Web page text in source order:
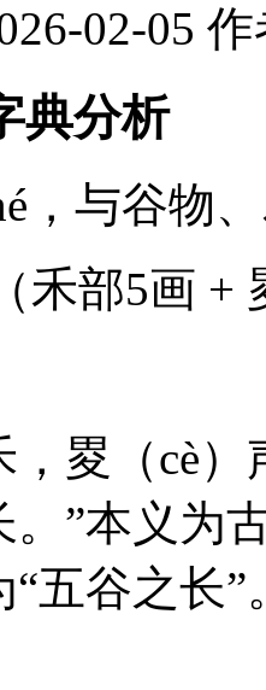
02-05 作
典分析
，与谷物
禾部5画 +
，畟（cè
。”本义为
五谷之长”